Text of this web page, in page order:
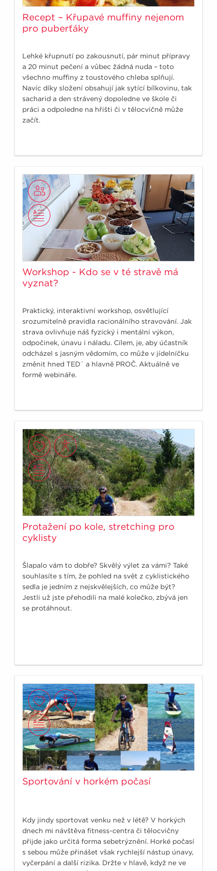
Recept – Křupavé muffiny nejenom
pro puberťáky
Lehké křupnutí po zakousnutí, pár minut přípravy
a 20 minut pečení a vůbec žádná nuda – toto
všechno muffiny z toustového chleba splňují.
Navíc díky složení obsahují jak sytící bílkovinu, tak
sacharid a den strávený dopoledne ve škole či
práci a odpoledne na hřišti či v tělocvičně může
začít.
Workshop - Kdo se v té stravě má
vyznat?
Praktický, interaktivní workshop, osvětlující
srozumitelně pravidla racionálního stravování. Jak
strava ovlivňuje náš fyzický i mentální výkon,
odpočinek, únavu i náladu. Cílem, je, aby účastník
odcházel s jasným vědomím, co může v jídelníčku
změnit hned TED´ a hlavně PROČ. Aktuálně ve
formě webináře.
Protažení po kole, stretching pro
cyklisty
Šlapalo vám to dobře? Skvělý výlet za vámi? Také
souhlasíte s tím, že pohled na svět z cyklistického
sedla je jedním z nejskvělejších, co může být?
Jestli už jste přehodili na malé kolečko, zbývá jen
se protáhnout.
Sportování v horkém počasí
Kdy jindy sportovat venku než v létě? V horkých
dnech mi návštěva fitness-centra či tělocvičny
přijde jako určitá forma sebetrýznění. Horké počasí
s sebou může přinášet však rychlejší nástup únavy,
vyčerpání a další rizika. Držte v hlavě, když ne ve